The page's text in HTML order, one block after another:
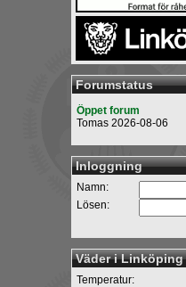
Forumstatus
Öppet forum
Tomas 2026-08-06
Inloggning
Namn:
Lösen:
Väder i Linköping
Temperatur: